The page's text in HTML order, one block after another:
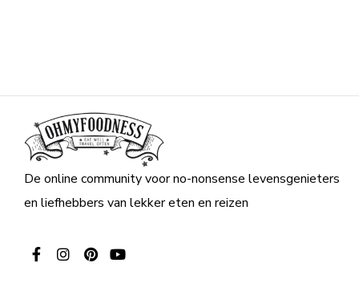
De online community voor no-nonsense levensgenieters
en liefhebbers van lekker eten en reizen